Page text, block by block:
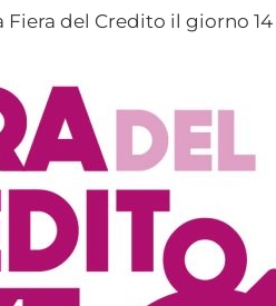
del Credito il giorno